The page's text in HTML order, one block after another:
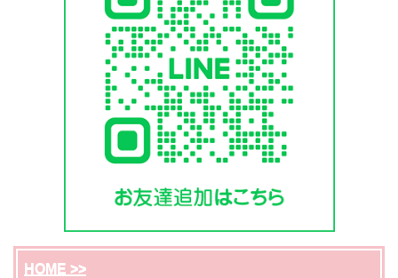
HOME >>